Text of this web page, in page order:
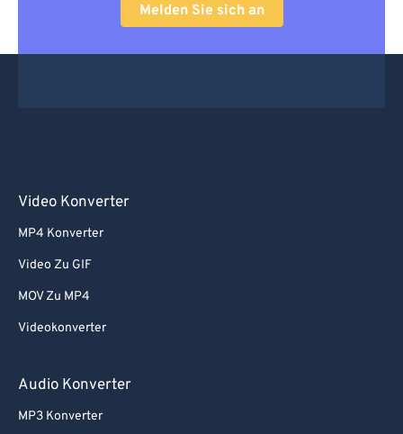
Melden Sie sich an
Video Konverter
MP4 Konverter
Video Zu GIF
MOV Zu MP4
Videokonverter
Audio Konverter
MP3 Konverter